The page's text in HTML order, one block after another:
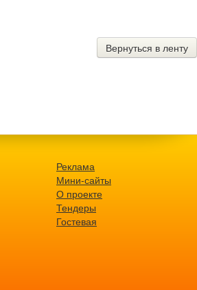
Вернуться в ленту
Реклама
Мини-сайты
О проекте
Тендеры
Гостевая